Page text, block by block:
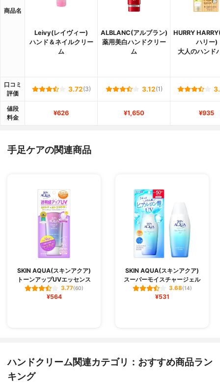
商品名
Leivy(レイヴィー)
ハンド＆ネイルクリー
ム
ALBLANC(アルブラン)
薬用美白ハンドクリー
ム
HURRY
ハリー)
大人のハンド
口コミ
評価
3.72(3) 3.12(1)
値段
料金
¥626 ¥1,650 ¥935
手足ケアの関連商品
SKIN AQUA(スキンアクア)
トーンアップUVエッセンス
3.77(60)
¥564
SKIN AQUA(スキンアクア)
スーパーモイスチャージェル
3.68(14)
¥531
ハンドクリーム関連カテゴリ：おすすめ商品ラン
キング